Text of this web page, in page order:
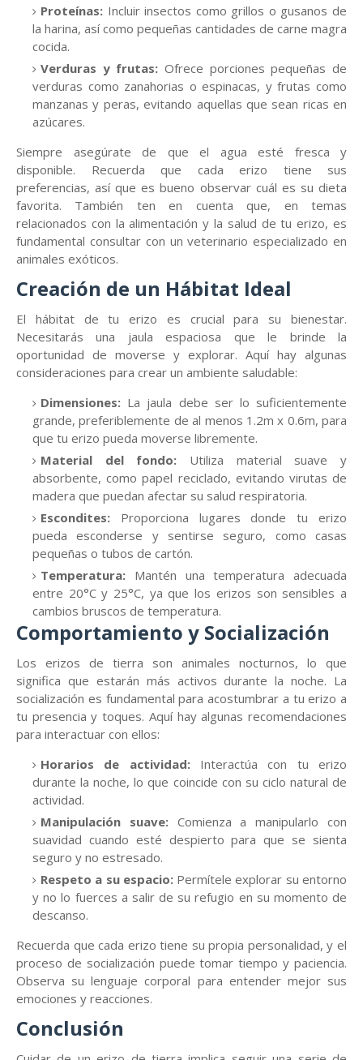
Proteínas: Incluir insectos como grillos o gusanos de
la harina, así como pequeñas cantidades de carne magra
cocida.
Verduras y frutas: Ofrece porciones pequeñas de
verduras como zanahorias o espinacas, y frutas como
manzanas y peras, evitando aquellas que sean ricas en
azúcares.
Siempre asegúrate de que el agua esté fresca y
disponible. Recuerda que cada erizo tiene sus
preferencias, así que es bueno observar cuál es su dieta
favorita. También ten en cuenta que, en temas
relacionados con la alimentación y la salud de tu erizo, es
fundamental consultar con un veterinario especializado en
animales exóticos.
Creación de un Hábitat Ideal
El hábitat de tu erizo es crucial para su bienestar.
Necesitarás una jaula espaciosa que le brinde la
oportunidad de moverse y explorar. Aquí hay algunas
consideraciones para crear un ambiente saludable:
Dimensiones: La jaula debe ser lo suficientemente
grande, preferiblemente de al menos 1.2m x 0.6m, para
que tu erizo pueda moverse libremente.
Material del fondo: Utiliza material suave y
absorbente, como papel reciclado, evitando virutas de
madera que puedan afectar su salud respiratoria.
Escondites: Proporciona lugares donde tu erizo
pueda esconderse y sentirse seguro, como casas
pequeñas o tubos de cartón.
Temperatura: Mantén una temperatura adecuada
entre 20°C y 25°C, ya que los erizos son sensibles a
cambios bruscos de temperatura.
Comportamiento y Socialización
Los erizos de tierra son animales nocturnos, lo que
significa que estarán más activos durante la noche. La
socialización es fundamental para acostumbrar a tu erizo a
tu presencia y toques. Aquí hay algunas recomendaciones
para interactuar con ellos:
Horarios de actividad:Interactúa con tu erizo
durante la noche, lo que coincide con su ciclo natural de
actividad.
Manipulación suave:Comienza a manipularlo con
suavidad cuando esté despierto para que se sienta
seguro y no estresado.
Respeto a su espacio:Permítele explorar su entorno
y no lo fuerces a salir de su refugio en su momento de
descanso.
Recuerda que cada erizo tiene su propia personalidad, y el
proceso de socialización puede tomar tiempo y paciencia.
Observa su lenguaje corporal para entender mejor sus
emociones y reacciones.
Conclusión